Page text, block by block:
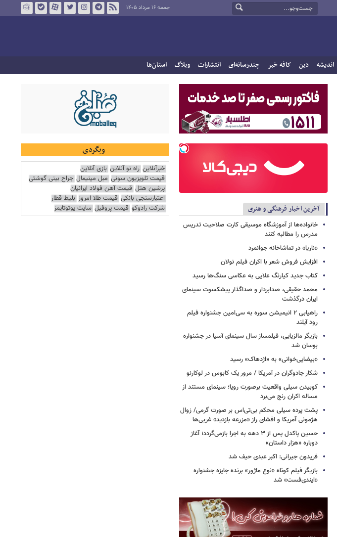
جمعه ۱۶ مرداد ۱۴۰۵
اندیشه دین کافه خبر چندرسانه‌ای انتشارات وبلاگ استان‌ها
آخرین اخبار فرهنگی و هنری
خانواده‌ها از آموزشگاه موسیقی کارت صلاحیت تدریس
مدرس را مطالبه کنند
«ناریا» در تماشاخانه جوانمرد
افزایش فروش شعر با اکران فیلم نولان
کتاب جدید کیارنگ علایی به عکاسی سنگ‌ها رسید
محمد حقیقی، صدابردار و صداگذار پیشکسوت سینمای
ایران درگذشت
راهیابی ۲ انیمیشن سوره به سی‌امین جشنواره فیلم
رود آیلند
بازیگر مالزیایی، فیلمساز سال سینمای آسیا در جشنواره
بوسان شد
«بیضایی‌خوانی» به «اژدهاک» رسید
شکار جادوگران در آمریکا / مرور یک کابوس در لوکارنو
کوبیدن سیلی واقعیت برصورت رویا؛ سینمای مستند از
مساله اکران رنج می‌برد
پشت پرده سیلی محکم بی‌تی‌اس بر صورت گرمی/ زوال
هژمونی آمریکا و افشای راز «مزرعه بازدید» غربی‌ها
حسین پاکدل پس از ۳ دهه به اجرا بازمی‌گردد؛ آغاز
دوباره «هزار داستان»
فریدون جیرانی: اکبر عبدی حیف شد
بازیگر فیلم کوتاه «نوع ماژور» برنده جایزه جشنواره
«ایندی‌فست» شد
وبگردی
خبرآنلاین راه نو آنلاین بازی آنلاین
قیمت تلویزیون سونی مبل مینیمال جراح بینی گوشتی
پرشین هتل قیمت آهن فولاد ایرانیان
اعتبارسنجی بانکی قیمت طلا امروز بلیط قطار
شرکت رادوکو قیمت پروفیل سایت یوتوتایمز